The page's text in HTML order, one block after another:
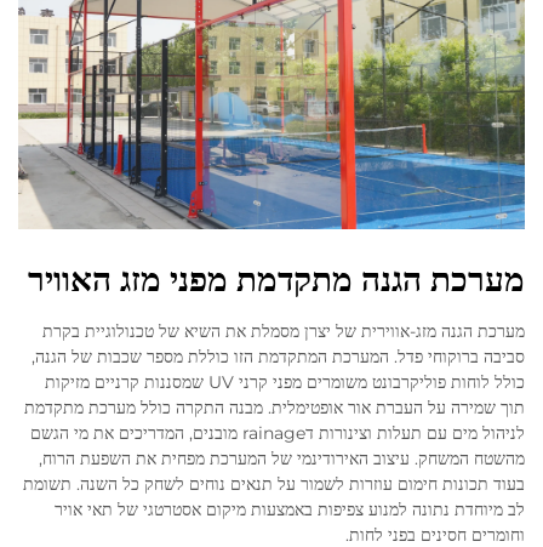
מערכת הגנה מתקדמת מפני מזג האוויר
מערכת הגנה מזג-אווירית של יצרן מסמלת את השיא של טכנולוגיית בקרת
סביבה ברוקוחי פדל. המערכת המתקדמת הזו כוללת מספר שכבות של הגנה,
כולל לוחות פוליקרבונט משומרים מפני קרני UV שמסננות קרניים מזיקות
תוך שמירה על העברת אור אופטימלית. מבנה התקרה כולל מערכת מתקדמת
לניהול מים עם תעלות וצינורות דrainage מובנים, המדריכים את מי הגשם
מהשטח המשחק. עיצוב האירודינמי של המערכת מפחית את השפעת הרוח,
בעוד תכונות חימום עוזרות לשמור על תנאים נוחים לשחק כל השנה. תשומת
לב מיוחדת נתונה למנוע צפיפות באמצעות מיקום אסטרטגי של תאי אויר
וחומרים חסינים בפני לחות.